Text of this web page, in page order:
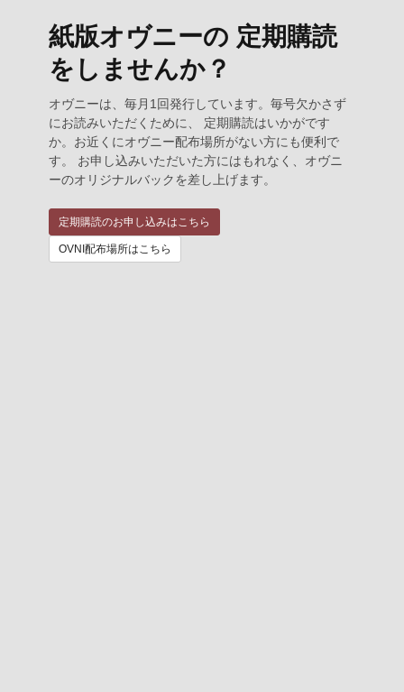
紙版オヴニーの 定期購読
をしませんか？
オヴニーは、毎月1回発行しています。毎号欠かさず
にお読みいただくために、 定期購読はいかがです
か。お近くにオヴニー配布場所がない方にも便利で
す。 お申し込みいただいた方にはもれなく、オヴニ
ーのオリジナルバックを差し上げます。
定期購読のお申し込みはこちら
OVNI配布場所はこちら